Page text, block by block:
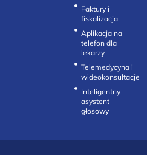
Faktury i
fiskalizacja
Aplikacja na
telefon dla
lekarzy
Telemedycyna i
wideokonsultacje‎
Inteligentny
asystent
głosowy